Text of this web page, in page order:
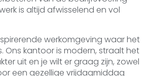
is altijd afwisselend en vol
werkomgeving waar het
Ons kantoor is modern, straalt het
uit en je wilt er graag zijn, zowel
een gezellige vrijdagmiddag